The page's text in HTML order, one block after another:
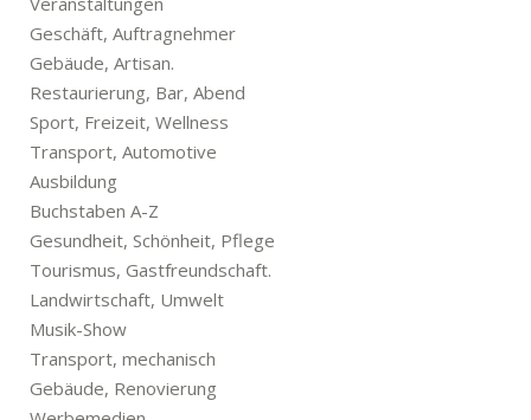
Geschäft, Auftragnehmer
Gebäude, Artisan.
Restaurierung, Bar, Abend
Sport, Freizeit, Wellness
Transport, Automotive
Ausbildung
Buchstaben A-Z
Gesundheit, Schönheit, Pflege
Tourismus, Gastfreundschaft.
Landwirtschaft, Umwelt
Musik-Show
Transport, mechanisch
Gebäude, Renovierung